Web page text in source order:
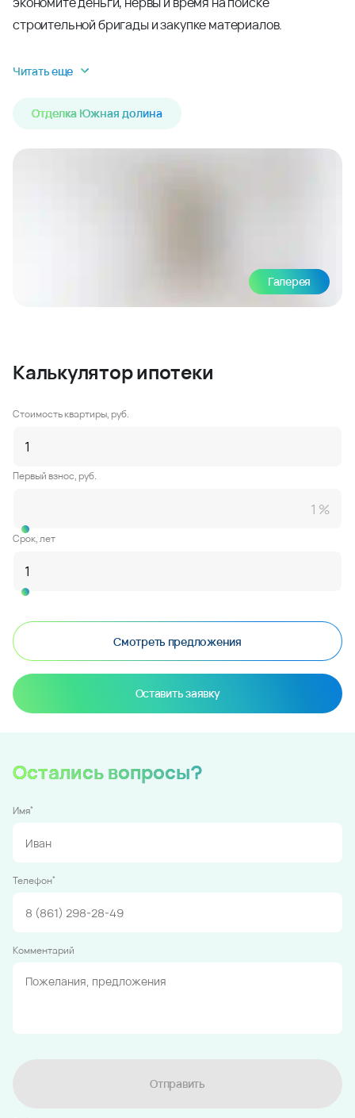
строительной бригады и закупке материалов.
Читать еще
Отделка Южная долина
Галерея
Калькулятор ипотеки
Стоимость квартиры, руб.
Первый взнос, руб.
Срок, лет
Смотреть предложения
Оставить заявку
Остались вопросы?
Имя*
Телефон*
Комментарий
Отправить